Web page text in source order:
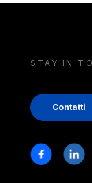
STAY IN
Contatti
Stay in
Facebook